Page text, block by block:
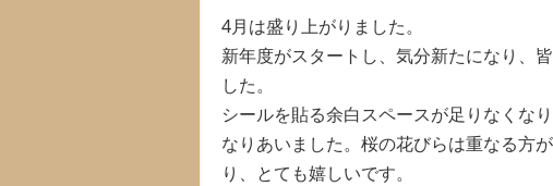
4月は盛り上がりました。
新年度がスタートし、気分新たになり、
した。
シールを貼る余白スペースが足りなくな
なりあいました。桜の花びらは重なる方
り、とても嬉しいです。